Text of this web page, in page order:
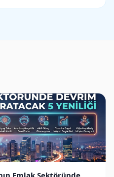
Emlak Sektöründe